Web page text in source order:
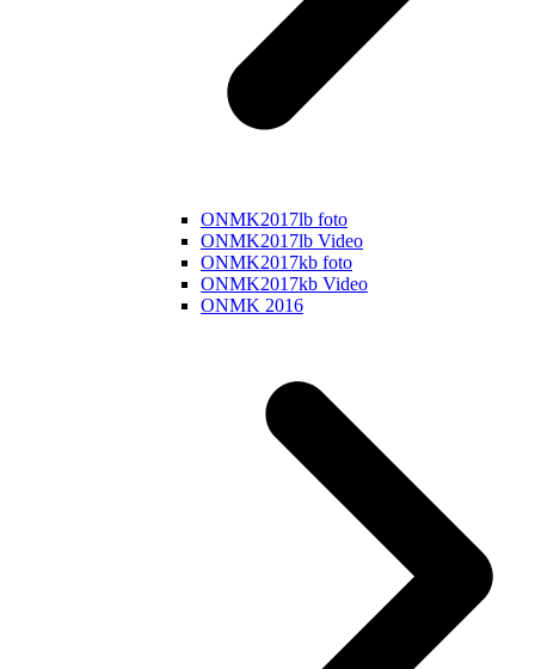
ONMK2017lb foto
ONMK2017lb Video
ONMK2017kb foto
ONMK2017kb Video
ONMK 2016